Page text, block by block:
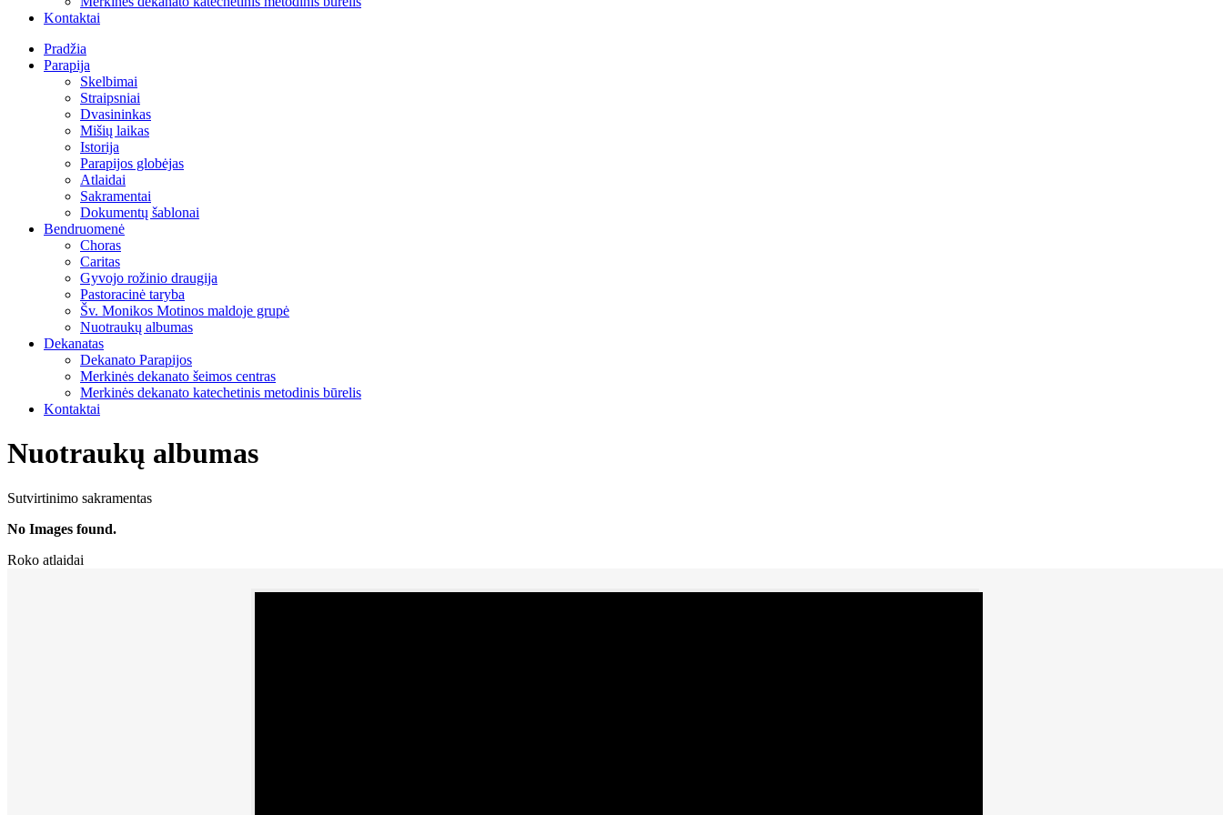
Kontaktai
Pradžia
Parapija
Skelbimai
Straipsniai
Dvasininkas
Mišių laikas
Istorija
Parapijos globėjas
Atlaidai
Sakramentai
Dokumentų šablonai
Bendruomenė
Choras
Caritas
Gyvojo rožinio draugija
Pastoracinė taryba
Šv. Monikos Motinos maldoje grupė
Nuotraukų albumas
Dekanatas
Dekanato Parapijos
Merkinės dekanato šeimos centras
Merkinės dekanato katechetinis metodinis būrelis
Kontaktai
Nuotraukų albumas
Sutvirtinimo sakramentas
No Images found.
Roko atlaidai